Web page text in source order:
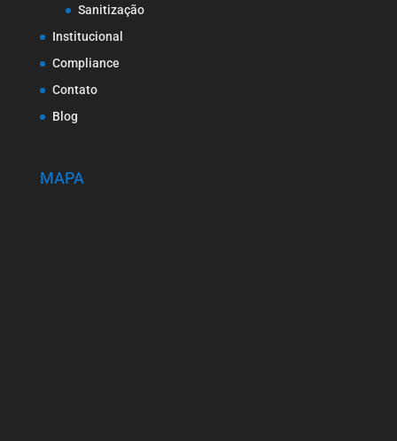
Sanitização
Institucional
Compliance
Contato
Blog
MAPA